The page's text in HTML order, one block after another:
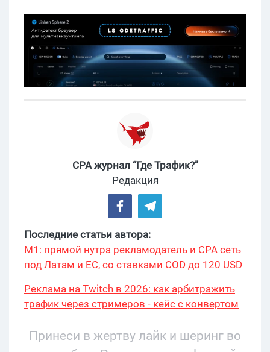
CPA журнал “Где Трафик?”
Редакция
Последние статьи автора:
М1: прямой нутра рекламодатель и CPA сеть
под Латам и ЕС, со ставками COD до 120 USD
Реклама на Twitch в 2026: как арбитражить
трафик через стримеров - кейс с конвертом
Принеси в жертву лайк и шеринг во